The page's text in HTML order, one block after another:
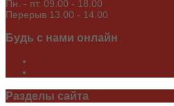
Пн. - пт. 09.00 - 18.00
Перерыв 13.00 - 14.00
Будь с нами онлайн
Разделы сайта